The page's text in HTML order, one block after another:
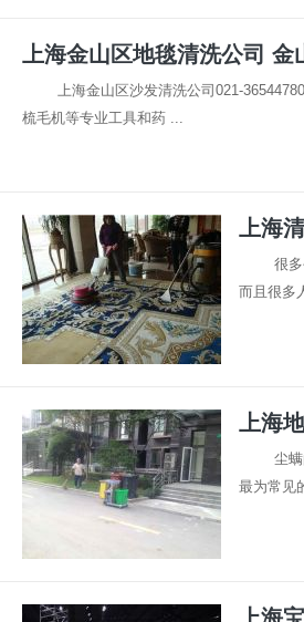
上海金山区地毯清洗公司 金
上海金山区沙发清洗公司021-
梳毛机等专业工具和药 ...
上海
很
而且很多
上海
尘
最为常见